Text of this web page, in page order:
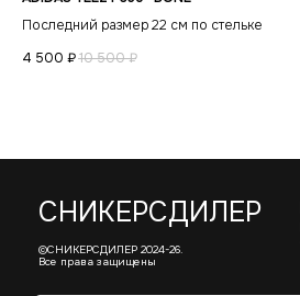
Последний размер 22 см по стельке
4 500 ₽10 500₽